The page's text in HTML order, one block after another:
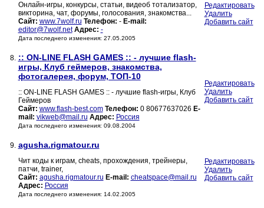
Онлайн-игры, конкурсы, статьи, видеоб тотализатор,
викторина, чат, форумы, голосования, знакомства...
Сайт: www.7wolf.ru Телефон: - E-mail:
editor@7wolf.net Адрес: -
Дата последнего изменения: 27.05.2005
Редактировать
Удалить
Добавить сайт
8. :: ON-LINE FLASH GAMES :: - лучшие flash-
игры, Клуб геймеров, знакомства,
фотогалерея, форум, ТОП-10
:: ON-LINE FLASH GAMES :: - лучшие flash-игры, Клуб
Геймеров
Сайт: www.flash-best.com Телефон: 0 80677637026 E-
mail: vikweb@mail.ru Адрес: Россия
Дата последнего изменения: 09.08.2004
Редактировать
Удалить
Добавить сайт
9. agusha.rigmatour.ru
Чит коды к играм, cheats, прохождения, трейнеры,
патчи, trainer,
Сайт: agusha.rigmatour.ru E-mail: cheatspace@mail.ru
Адрес: Россия
Дата последнего изменения: 14.02.2005
Редактировать
Удалить
Добавить сайт